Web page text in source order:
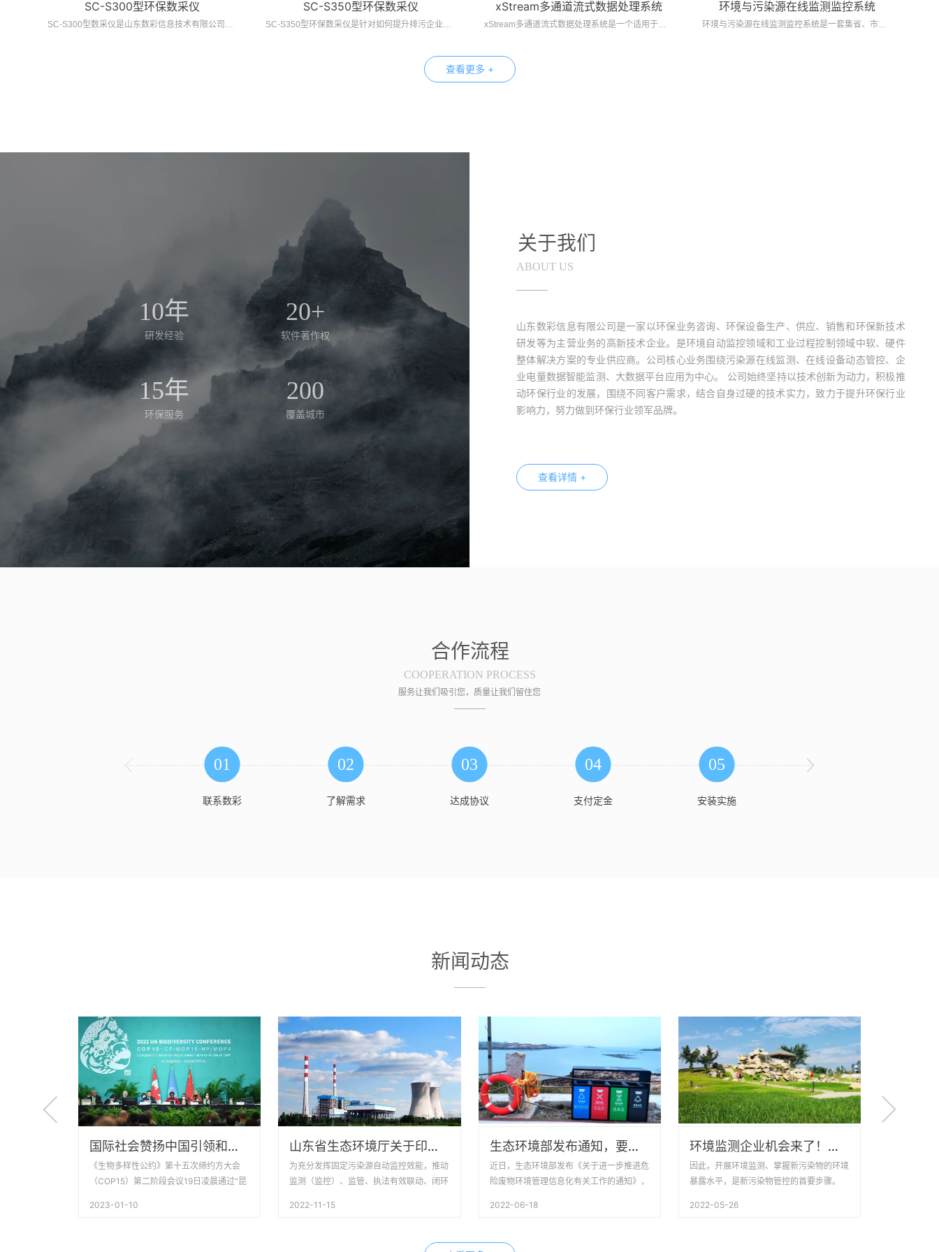
SC-S300型环保数采仪
SC-S300型数采仪是山东数彩信息技术有限公司自主研发的一款嵌入式、可编程控制、一点多发的数据采集和传输装置，是一种应用于环境监测、工业控制系统的嵌入式设备。
SC-S350型环保数采仪
SC-S350型环保数采仪是针对如何提升排污企业环境在线监测质量研发的一款高性价比数采仪。
xStream多通道流式数据处理系统
xStream多通道流式数据处理系统是一个适用于复杂应用场景的高性能、高并发、高可靠性、高可伸缩性的分布式实时数据处理系统。
环境与污染源在线监测监控系统
环境与污染源在线监测监控系统是一套集省、市和区县分局三级污染源监控信息于一体的污染源统一监管平台。
查看更多 +
10年
研发经验
20+
软件著作权
15年
环保服务
200
覆盖城市
关于我们
ABOUT US
山东数彩信息有限公司是一家以环保业务咨询、环保设备生产、供应、销售和环保新技术
研发等为主营业务的高新技术企业。是环境自动监控领域和工业过程控制领域中软、硬件
整体解决方案的专业供应商。公司核心业务围绕污染源在线监测、在线设备动态管控、企
业电量数据智能监测、大数据平台应用为中心。 公司始终坚持以技术创新为动力，积极推
动环保行业的发展，围绕不同客户需求，结合自身过硬的技术实力，致力于提升环保行业
影响力，努力做到环保行业领军品牌。
查看详情 +
合作流程
COOPERATION PROCESS
服务让我们吸引您，质量让我们留住您
01
联系数彩
02
了解需求
03
达成协议
04
支付定金
05
安装实施
 
新闻动态
国际社会赞扬中国引领和推动全球生物多样性保护
《生物多样性公约》第十五次缔约方大会
（COP15）第二阶段会议19日凌晨通过“昆
2023-01-10
山东省生态环境厅关于印发山东省固定污染源自动监控管理规定的通知
为充分发挥固定污染源自动监控效能，推动
监测（监控）、监管、执法有效联动、闭环
自动监控管理办法》和《污染源自动监控设
2022-11-15
生态环境部发布通知，要求进一步推进危险废物环境管理信息化工作！
近日，生态环境部发布《关于进一步推进危
险废物环境管理信息化有关工作的通知》，
2022-06-18
环境监测企业机会来了！新污染物“大筛”即将启动
因此，开展环境监测、掌握新污染物的环境
暴露水平，是新污染物管控的首要步骤。
2022-05-26
 